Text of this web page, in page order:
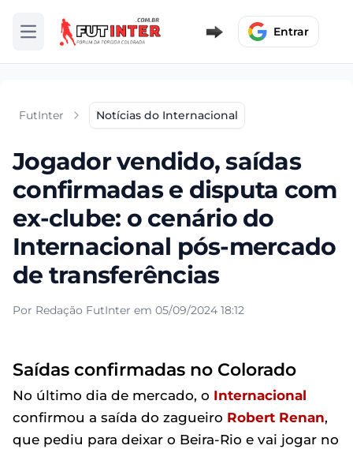
Abrir menu Entrar
FutInter Notícias do Internacional
Jogador vendido, saídas
confirmadas e disputa com
ex-clube: o cenário do
Internacional pós-mercado
de transferências
Por Redação FutInter em 05/09/2024 18:12
Saídas confirmadas no Colorado
No último dia de mercado, o Internacional
confirmou a saída do zagueiro Robert Renan,
que pediu para deixar o Beira-Rio e vai jogar no